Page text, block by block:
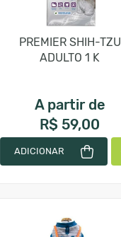
PREMIER SHIH-TZU
ADULTO 1 K
A partir de
R$ 59,00
ADICIONAR